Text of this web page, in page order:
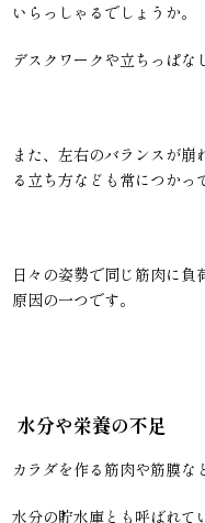
いらっしゃるでしょうか。
デスクワークや立ちっぱな
また、左右のバランスが
る立ち方なども常につかっ
日々の姿勢で同じ筋肉に負
原因の一つです。
水分や栄養の不足
カラダを作る筋肉や筋膜な
水分の貯水庫とも呼ばれて